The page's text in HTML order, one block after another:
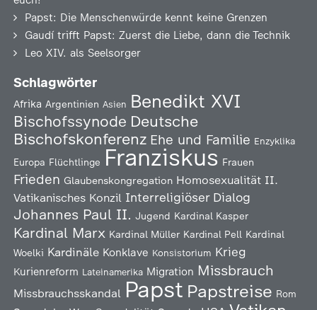
Papst: Die Menschenwürde kennt keine Grenzen
Gaudí trifft Papst: Zuerst die Liebe, dann die Technik
Leo XIV. als Seelsorger
Schlagwörter
Afrika Argentinien Asien Benedikt XVI
Bischofssynode Deutsche
Bischofskonferenz Ehe und Familie Enzyklika
Europa Flüchtlinge Franziskus Frauen
Frieden Glaubenskongregation Homosexualität II.
Vatikanisches Konzil Interreligiöser Dialog
Johannes Paul II. Jugend Kardinal Kasper
Kardinal Marx Kardinal Müller Kardinal Pell Kardinal
Woelki Kardinäle Konklave Konsistorium Krieg
Kurienreform Lateinamerika Migration Missbrauch
Missbrauchsskandal Papst Papstreise Rom